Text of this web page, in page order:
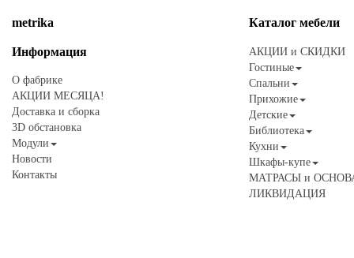
metrika
Информация
О фабрике
АКЦИИ МЕСЯЦА!
Доставка и сборка
3D обстановка
Модули
Новости
Контакты
Каталог мебели
АКЦИИ и СКИДКИ
Гостиные
Спальни
Прихожие
Детские
Библиотека
Кухни
Шкафы-купе
МАТРАСЫ и
ЛИКВИДАЦИЯ